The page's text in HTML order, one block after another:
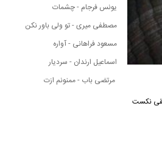
نکست
یونس فرجام - چشمات
مصطفی میری - تو ولی باور نکن
مسعود فراهانی - آواره
اسماعیل ارندان - سردیار
مرتضی باب - ممنونم ازت